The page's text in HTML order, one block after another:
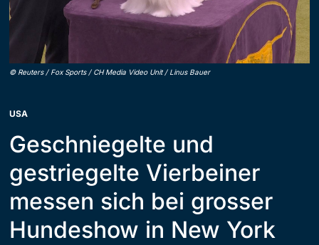
© Reuters / Fox Sports / CH Media Video Unit / Linus Bauer
USA
Geschniegelte und
gestriegelte Vierbeiner
messen sich bei grosser
Hundeshow in New York